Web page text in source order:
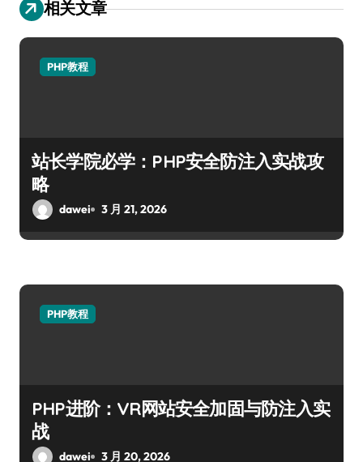
相关文章
PHP教程
站长学院必学：PHP安全防注入实战攻
略
dawei 3 月 21, 2026
PHP教程
PHP进阶：VR网站安全加固与防注入实
战
dawei 3 月 20, 2026